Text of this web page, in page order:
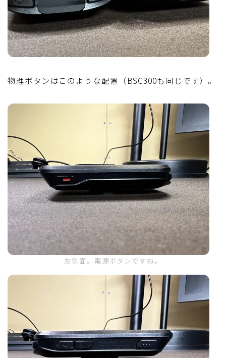
物理ボタンはこのような配置（BSC300も同じです）。
左側面。電源ボタンですね。